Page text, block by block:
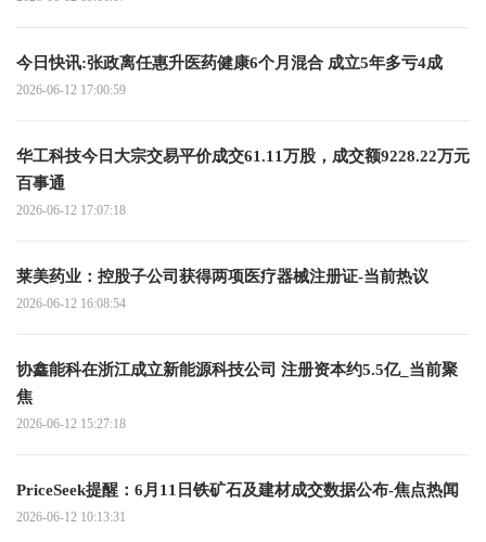
今日快讯:张政离任惠升医药健康6个月混合 成立5年多亏4成
2026-06-12 17:00:59
华工科技今日大宗交易平价成交61.11万股，成交额9228.22万元
百事通
2026-06-12 17:07:18
莱美药业：控股子公司获得两项医疗器械注册证-当前热议
2026-06-12 16:08:54
协鑫能科在浙江成立新能源科技公司 注册资本约5.5亿_当前聚
焦
2026-06-12 15:27:18
PriceSeek提醒：6月11日铁矿石及建材成交数据公布-焦点热闻
2026-06-12 10:13:31